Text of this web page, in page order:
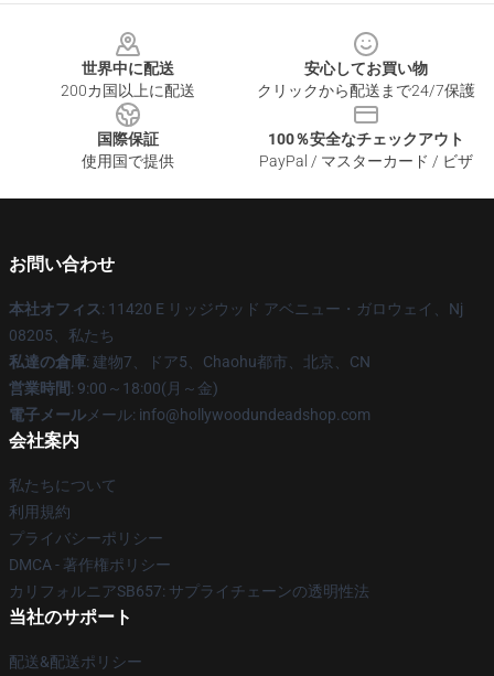
世界中に配送
200カ国以上に配送
安心してお買い物
クリックから配送まで24/7保護
国際保証
使用国で提供
100％安全なチェックアウト
PayPal / マスターカード / ビザ
お問い合わせ
本社オフィス: 11420 E リッジウッド アベニュー・ガロウェイ、Nj
08205、私たち
私達の倉庫: 建物7、ドア5、Chaohu都市、北京、CN
営業時間: 9:00～18:00(月～金)
電子メール メール: info@hollywoodundeadshop.com
会社案内
私たちについて
利用規約
プライバシーポリシー
DMCA - 著作権ポリシー
カリフォルニアSB657: サプライチェーンの透明性法
当社のサポート
配送&配送ポリシー